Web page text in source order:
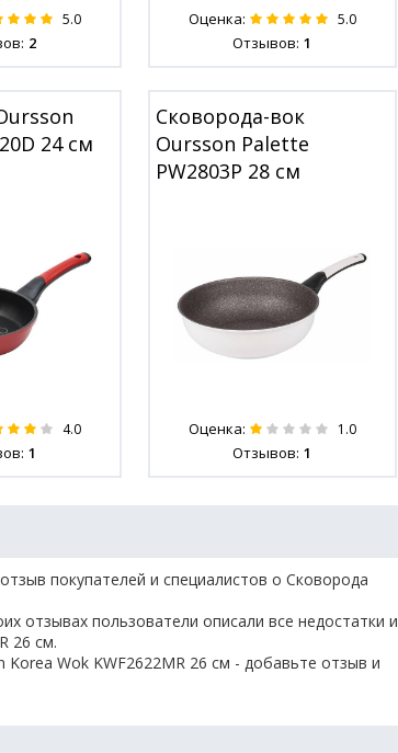
5.0
2
Оценка: 5.0
Отзывов: 1
24 см
4.0
1
Сковорода-вок
Oursson Palette
PW2803P 28 см
Оценка: 1.0
Отзывов: 1
покупателей и специалистов о Сковорода
отзывах пользователи описали все недостатки и
26 см.
Wok KWF2622MR 26 см - добавьте отзыв и